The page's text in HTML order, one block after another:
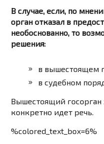
В случае, если, по
орган отказал в
необоснованно, то
решения:
в вышестоящем
в судебном
Вышестоящий госорган
конкретно идет речь.
%colored_text_box=6%